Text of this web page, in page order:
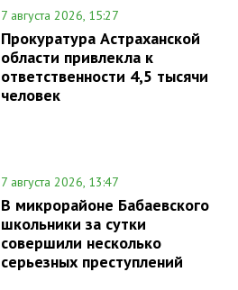
7 августа 2026, 15:27
Прокуратура Астраханской
области привлекла к
ответственности 4,5 тысячи
человек
7 августа 2026, 13:47
В микрорайоне Бабаевского
школьники за сутки
совершили несколько
серьезных преступлений